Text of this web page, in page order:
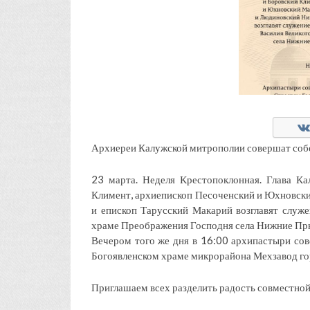
Архиереи Калужской митрополии совершат
23 марта. Неделя Крестопоклонная. Глава
Климент, архиепископ Песоченский и
и епископ Тарусский Макарий возглавят
храме Преображения Господня села Нижние
Вечером того же дня в 16:00 архипастыри
Богоявленском храме микрорайона Мехзавод
Приглашаем всех разделить радость